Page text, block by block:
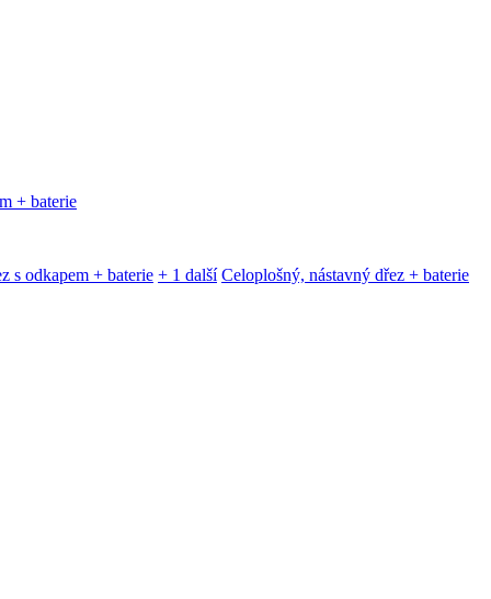
+ baterie
s odkapem + baterie + 1 další Celoplošný, nástavný dřez + baterie